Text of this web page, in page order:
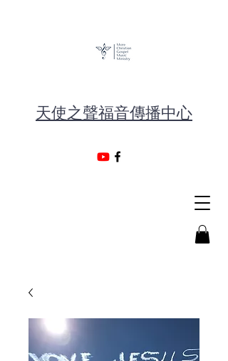
天使之聲福音傳播中心